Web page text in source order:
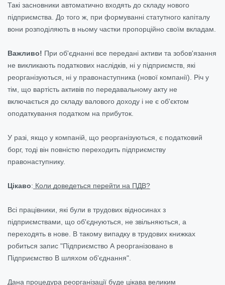
Такі засновники автоматично входять до складу нового
підприємства. До того ж, при формуванні статутного капіталу
вони розподіляють в ньому частки пропорційно своїм вкладам.
Важливо! При об'єднанні все передані активи та зобов'язання
не викликають податкових наслідків, ні у підприємств, які
реорганізуються, ні у правонаступника (нової компанії). Річ у
тім, що вартість активів по передавальному акту не
включається до складу валового доходу і не є об'єктом
оподаткування податком на прибуток.
У разі, якщо у компаній, що реорганізуються, є податковий
борг, тоді він повністю переходить підприємству
правонаступнику.
Цікаво: Коли доведеться перейти на ПДВ?
Всі працівники, які були в трудових відносинах з
підприємствами, що об'єднуються, не звільняються, а
переходять в нове. В такому випадку в трудових книжках
робиться запис "Підприємство А реорганізовано в
Підприємство В шляхом об'єднання".
Дана процедура реорганізації буде цікава великим